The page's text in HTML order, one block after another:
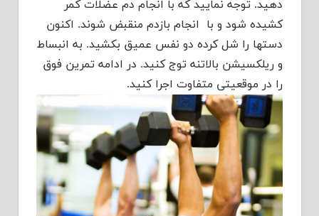
دهید. توجه نمایید که با انجام دم عضلات کمر
کشیده شود و با انجام بازدم منقبض شوند. اکنون
دستها را شل کرده دو نفس عمیق بکشید. به انبساط
و ریلکسیشن بالاتنه توج کنید. در ادامه تمرین فوق
را در موقعیتی متفاوت اجرا کنید.